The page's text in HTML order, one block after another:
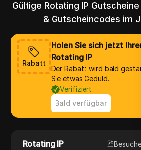
Gültige Rotating IP Gutscheine
& Gutscheincodes im
Rabatt
Holen Sie sich jetzt
Rotating IP
Der Rabatt wird bald
Sie etwas Geduld.
Verifiziert
Bald verfügbar
Rotating IP